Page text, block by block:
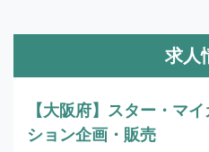
求人
【大阪府】スター・マ
ション企画・販売